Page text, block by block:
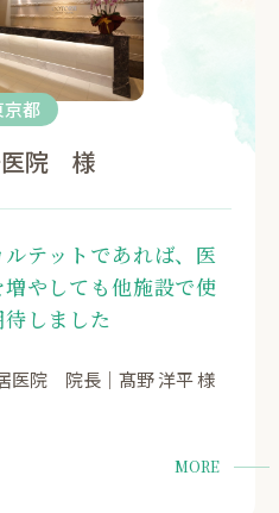
京都
医院 様
テットであれば、医
やしても他施設で使
しました
医院 院長｜髙野 洋平 様
MORE